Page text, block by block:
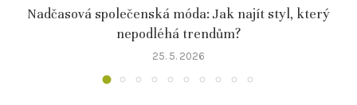
Nadčasová společenská móda: Jak najít styl, který
nepodléhá trendům?
25. 5. 2026